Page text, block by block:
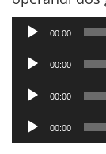
Tocador
áudio
00:00
Tocador
áudio
00:00
Tocador
áudio
00:00
Tocador
de
00:00